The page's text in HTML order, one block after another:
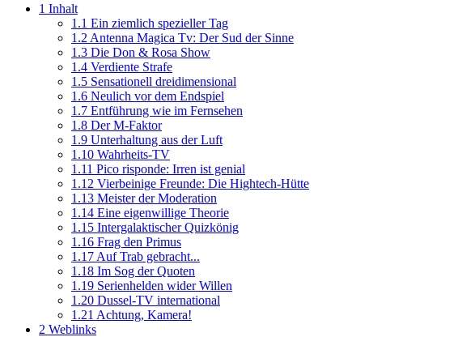
1 Inhalt
1.1 Ein ziemlich spezieller Tag
1.2 Antenna Magica Tv: Der Sud der Sinne
1.3 Die Don & Rosa Show
1.4 Verdiente Strafe
1.5 Sensationell dreidimensional
1.6 Neulich vor dem Endspiel
1.7 Entführung wie im Fernsehen
1.8 Der M-Faktor
1.9 Unterhaltung aus der Luft
1.10 Wahrheits-TV
1.11 Pico risponde: Irren ist genial
1.12 Vierbeinige Freunde: Die Hightech-Hütte
1.13 Meister der Moderation
1.14 Eine eigenwillige Theorie
1.15 Intergalaktischer Quizkönig
1.16 Frag den Primus
1.17 Auf Trab gebracht...
1.18 Im Sog der Quoten
1.19 Serienhelden wider Willen
1.20 Dussel-TV international
1.21 Achtung, Kamera!
2 Weblinks